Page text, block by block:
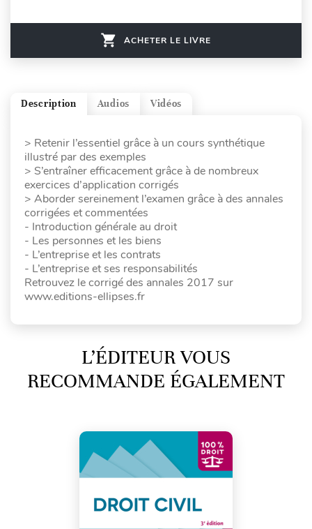
ACHETER LE LIVRE
Vidéos
Audios
Description
> Retenir l’essentiel grâce à un cours synthétique
illustré par des exemples
> S’entraîner efficacement grâce à de nombreux
exercices d’application corrigés
> Aborder sereinement l’examen grâce à des annales
corrigées et commentées
- Introduction générale au droit
- Les personnes et les biens
- L’entreprise et les contrats
- L’entreprise et ses responsabilités
Retrouvez le corrigé des annales 2017 sur
www.editions-ellipses.fr
L’ÉDITEUR VOUS
RECOMMANDE ÉGALEMENT